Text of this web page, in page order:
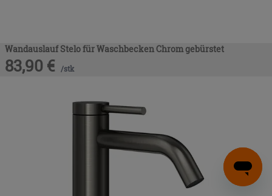
Wandauslauf Stelo für Waschbecken Chrom gebürstet
83,90 € /stk